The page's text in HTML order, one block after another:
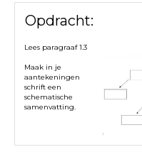
Opdracht:
Lees paragraaf 1.3
Maak in je
aantekeningen
schrift een
schematische
samenvatting.